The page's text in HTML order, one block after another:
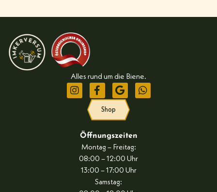
Alles rund um die Biene.
Shop
Öffnungszeiten
Montag – Freitag:
08:00 – 12:00 Uhr
13:00 – 17:00 Uhr
Samstag: